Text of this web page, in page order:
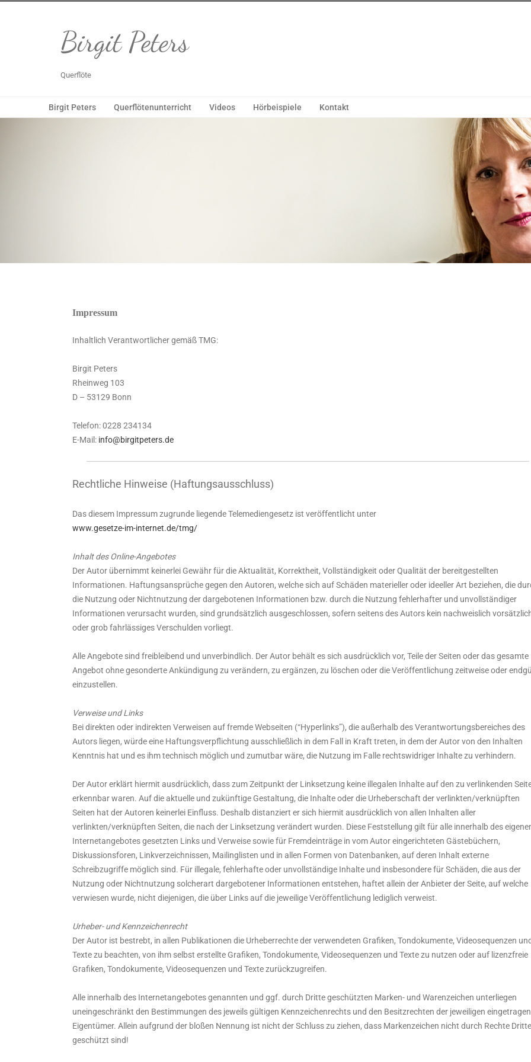
Birgit Peters
Querflöte
Birgit Peters Querflötenunterricht Videos Hörbeispiele Kontakt
Impressum
Inhaltlich Verantwortlicher gemäß TMG:
Birgit Peters
Rheinweg 103
D – 53129 Bonn
Telefon: 0228 234134
E-Mail: info@birgitpeters.de
Rechtliche Hinweise (Haftungsausschluss)
Das diesem Impressum zugrunde liegende Telemediengesetz ist veröffentlicht unter
www.gesetze-im-internet.de/tmg/
Inhalt des Online-Angebotes
Der Autor übernimmt keinerlei Gewähr für die Aktualität, Korrektheit, Vollständigkeit oder Qualität der bereitgestellten
Informationen. Haftungsansprüche gegen den Autoren, welche sich auf Schäden materieller oder ideeller Art beziehen, die
die Nutzung oder Nichtnutzung der dargebotenen Informationen bzw. durch die Nutzung fehlerhafter und unvollständiger
Informationen verursacht wurden, sind grundsätzlich ausgeschlossen, sofern seitens des Autors kein nachweislich
oder grob fahrlässiges Verschulden vorliegt.
Alle Angebote sind freibleibend und unverbindlich. Der Autor behält es sich ausdrücklich vor, Teile der Seiten oder das gesamte
Angebot ohne gesonderte Ankündigung zu verändern, zu ergänzen, zu löschen oder die Veröffentlichung zeitweise oder
einzustellen.
Verweise und Links
Bei direkten oder indirekten Verweisen auf fremde Webseiten (“Hyperlinks”), die außerhalb des Verantwortungsbereiches des
Autors liegen, würde eine Haftungsverpflichtung ausschließlich in dem Fall in Kraft treten, in dem der Autor von den Inhalten
Kenntnis hat und es ihm technisch möglich und zumutbar wäre, die Nutzung im Falle rechtswidriger Inhalte zu verhindern.
Der Autor erklärt hiermit ausdrücklich, dass zum Zeitpunkt der Linksetzung keine illegalen Inhalte auf den zu verlinkenden
erkennbar waren. Auf die aktuelle und zukünftige Gestaltung, die Inhalte oder die Urheberschaft der verlinkten/verknüpften
Seiten hat der Autoren keinerlei Einfluss. Deshalb distanziert er sich hiermit ausdrücklich von allen Inhalten aller
verlinkten/verknüpften Seiten, die nach der Linksetzung verändert wurden. Diese Feststellung gilt für alle innerhalb des
Internetangebotes gesetzten Links und Verweise sowie für Fremdeinträge in vom Autor eingerichteten Gästebüchern,
Diskussionsforen, Linkverzeichnissen, Mailinglisten und in allen Formen von Datenbanken, auf deren Inhalt externe
Schreibzugriffe möglich sind. Für illegale, fehlerhafte oder unvollständige Inhalte und insbesondere für Schäden, die aus der
Nutzung oder Nichtnutzung solcherart dargebotener Informationen entstehen, haftet allein der Anbieter der Seite, auf welche
verwiesen wurde, nicht diejenigen, die über Links auf die jeweilige Veröffentlichung lediglich verweist.
Urheber- und Kennzeichenrecht
Der Autor ist bestrebt, in allen Publikationen die Urheberrechte der verwendeten Grafiken, Tondokumente, Videosequenzen und
Texte zu beachten, von ihm selbst erstellte Grafiken, Tondokumente, Videosequenzen und Texte zu nutzen oder auf lizenzfreie
Grafiken, Tondokumente, Videosequenzen und Texte zurückzugreifen.
Alle innerhalb des Internetangebotes genannten und ggf. durch Dritte geschützten Marken- und Warenzeichen unterliegen
uneingeschränkt den Bestimmungen des jeweils gültigen Kennzeichenrechts und den Besitzrechten der jeweiligen
Eigentümer. Allein aufgrund der bloßen Nennung ist nicht der Schluss zu ziehen, dass Markenzeichen nicht durch Rechte
geschützt sind!